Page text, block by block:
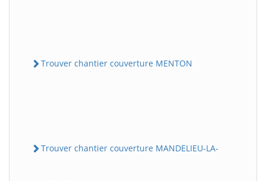
Trouver chantier couverture MENTON
Trouver chantier couverture MANDELIEU-LA-